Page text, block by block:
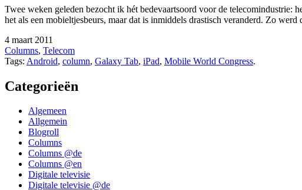
Twee weken geleden bezocht ik hét bedevaartsoord voor de
het als een mobieltjesbeurs, maar dat is inmiddels drastisch veranderd. Zo
4 maart 2011
Columns, Telecom
Tags: Android, column, Galaxy Tab, iPad, Mobile World Congress.
Categorieën
Algemeen
Allgemein
Blogroll
Columns
Columns @de
Columns @en
Digitale televisie
Digitale televisie @de